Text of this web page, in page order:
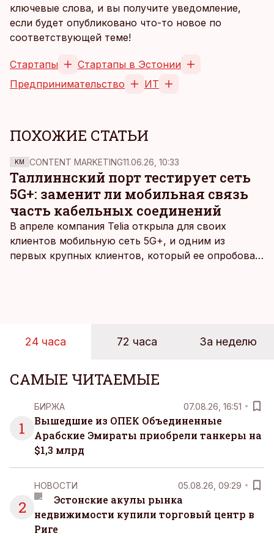
ключевые слова, и вы получите уведомление,
если будет опубликовано что-то новое по
соответствующей теме!
Стартапы
Стартапы в Эстонии
Предпринимательство
ИТ
ПОХОЖИЕ СТАТЬИ
KM CONTENT MARKETING11.06.26, 10:33
Таллиннский порт тестирует сеть
5G+: заменит ли мобильная связь
часть кабельных соединений
В апреле компания Telia открыла для своих
клиентов мобильную сеть 5G+, и одним из
первых крупных клиентов, который ее опробовал,
24 часа 72 часа За неделю
САМЫЕ ЧИТАЕМЫЕ
1
БИРЖА 07.08.26, 16:51
Вышедшие из ОПЕК Объединенные
Арабские Эмираты приобрели танкеры на
$1,3 млрд
2
НОВОСТИ 05.08.26, 09:29
Эстонские акулы рынка
недвижимости купили торговый центр в
Риге